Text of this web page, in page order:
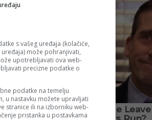
s vašeg uređaja (kolačiće,
može pohranjivati,
upotrebljavati ova web-
precizne podatke o
podatke na temelju
u nastavku možete upravljati
stranice ili na izborniku web-
pristanka u postavkama